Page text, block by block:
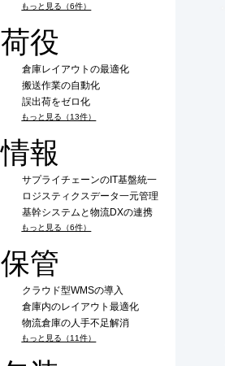
もっと見る（6件）
荷役
倉庫レイアウトの最適化
搬送作業の自動化
誤出荷をゼロ化
もっと見る（13件）
情報
サプライチェーンのIT基盤統一
ロジスティクスデータ一元管理
基幹システムと物流DXの連携
もっと見る（6件）
保管
クラウド型WMSの導入
倉庫内のレイアウト最適化
物流倉庫の人手不足解消
もっと見る（11件）